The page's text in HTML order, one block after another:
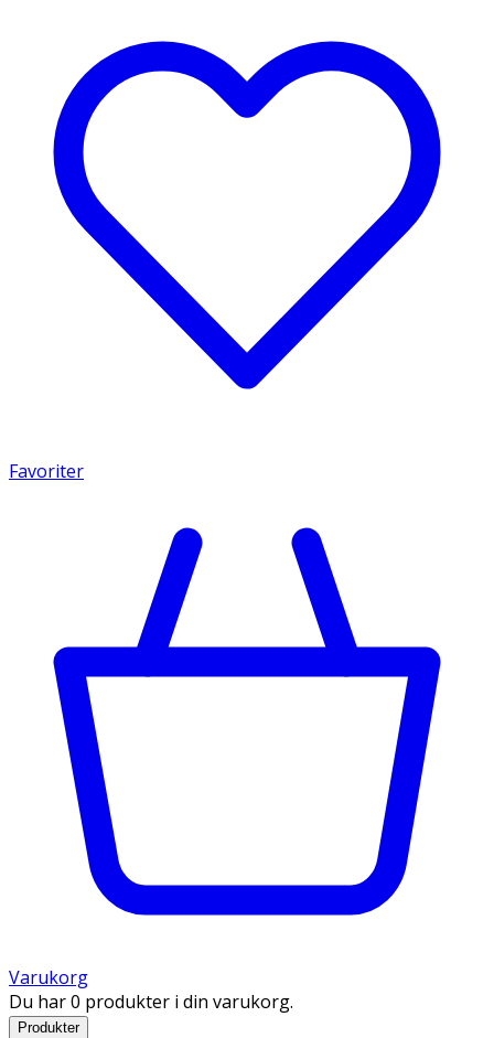
Favoriter
Varukorg
Du har 0 produkter i din varukorg.
Produkter